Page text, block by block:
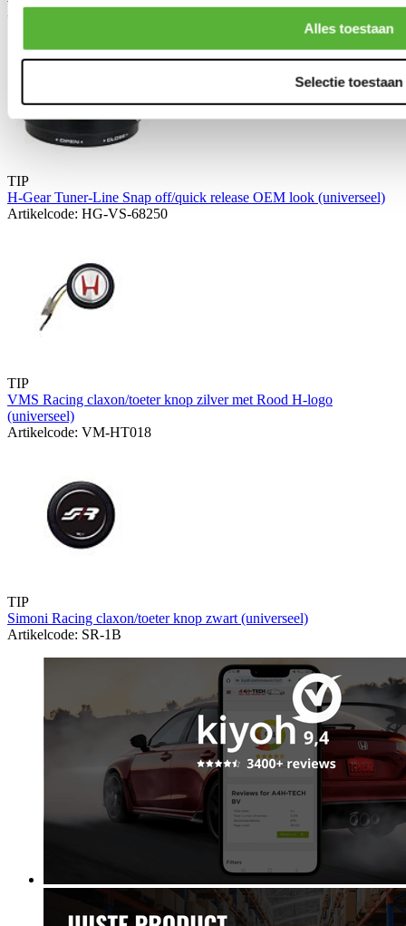
Alles toestaan
Selectie toestaan
Artikelcode: AUS-SR-1212
TIP
H-Gear Tuner-Line Snap off/quick release OEM look (universeel)
Artikelcode: HG-VS-68250
TIP
VMS Racing claxon/toeter knop zilver met Rood H-logo
(universeel)
Artikelcode: VM-HT018
TIP
Simoni Racing claxon/toeter knop zwart (universeel)
Artikelcode: SR-1B